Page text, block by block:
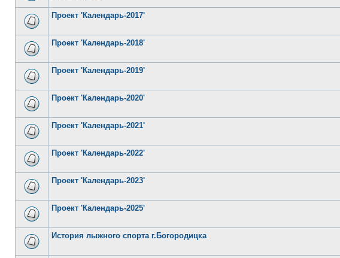
Проект 'Календарь-2017'
Проект 'Календарь-2018'
Проект 'Календарь-2019'
Проект 'Календарь-2020'
Проект 'Календарь-2021'
Проект 'Календарь-2022'
Проект 'Календарь-2023'
Проект 'Календарь-2025'
История лыжного спорта г.Богородицка